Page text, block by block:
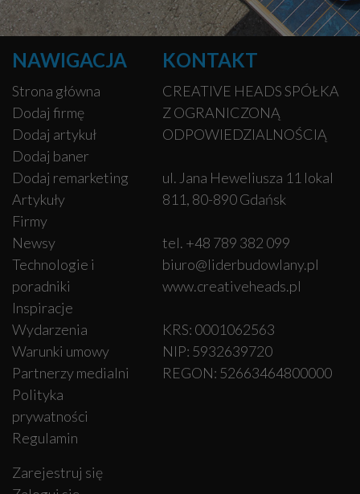
NAWIGACJA
Strona główna
Dodaj firmę
Dodaj artykuł
Dodaj baner
Dodaj remarketing
Artykuły
Firmy
Newsy
Technologie i
poradniki
Inspiracje
Wydarzenia
Warunki umowy
Partnerzy medialni
Polityka
prywatności
Regulamin
Zarejestruj się
KONTAKT
CREATIVE HEADS SPÓŁKA
Z OGRANICZONĄ
ODPOWIEDZIALNOŚCIĄ
ul. Jana Heweliusza 11 lokal
811, 80-890 Gdańsk
tel. +48 789 382 099
biuro@liderbudowlany.pl
www.creativeheads.pl
KRS: 0001062563
NIP: 5932639720
REGON: 52663464800000